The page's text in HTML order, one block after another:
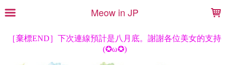
Meow in JP